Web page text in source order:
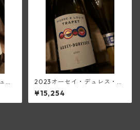
・
リ
2023オーセイ・デュレス・ブ
ラン(ピエール・エ・ルイ・ト
ラペ)
¥15,254